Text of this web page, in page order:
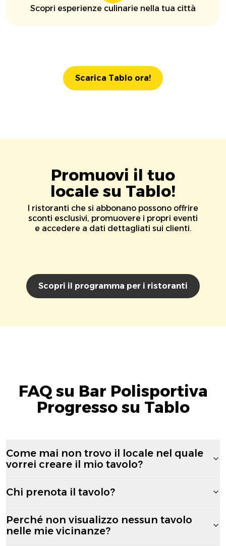
Scopri esperienze culinarie nella tua città
Scarica Tablo ora!
Promuovi il tuo
locale su Tablo!
I ristoranti che si abbonano possono offrire
sconti esclusivi, promuovere i propri eventi
e accedere a dati dettagliati sui clienti.
Scopri il programma per i ristoranti
FAQ su Bar Polisportiva
Progresso su Tablo
Come mai non trovo il locale nel quale
vorrei creare il mio tavolo?
Chi prenota il tavolo?
Perché non visualizzo nessun tavolo
nelle mie vicinanze?